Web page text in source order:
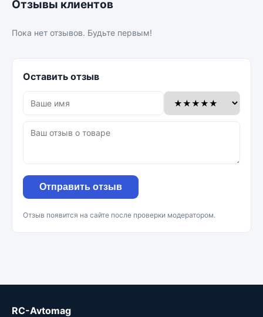
Отзывы клиентов
Пока нет отзывов. Будьте первым!
Оставить отзыв
Отправить отзыв
Отзыв появится на сайте после проверки модератором.
RC-Avtomag